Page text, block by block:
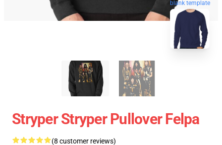
blank template
Stryper Stryper Pullover Felpa
(8 customer reviews)